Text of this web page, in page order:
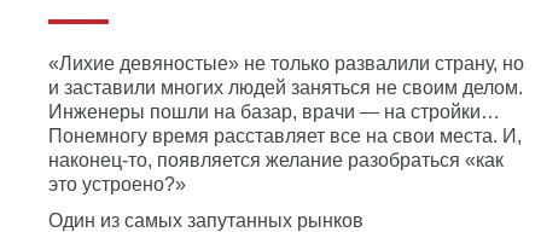
«Лихие девяностые» не только развалили страну, но
и заставили многих людей заняться не своим делом.
Инженеры пошли на базар, врачи — на стройки…
Понемногу время расставляет все на свои места. И,
наконец-то, появляется желание разобраться «как
это устроено?»
Один из самых запутанных рынков